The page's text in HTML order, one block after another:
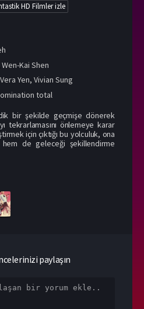
HD Filmler izle
Kai Shen
Vera Yen, Vivian Sung
total
bir şekilde geçmişe dönerek
tekrarlamasını önlemeye karar
için çıktığı bu yolculuk, ona
de geleceği şekillendirme
paylaşın